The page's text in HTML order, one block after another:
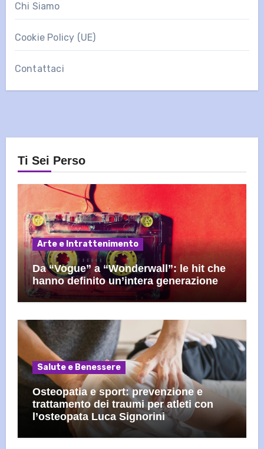
Chi Siamo
Cookie Policy (UE)
Contattaci
Ti Sei Perso
Arte e Intrattenimento
Da “Vogue” a “Wonderwall”: le hit che
hanno definito un’intera generazione
Salute e Benessere
Osteopatia e sport: prevenzione e
trattamento dei traumi per atleti con
l’osteopata Luca Signorini